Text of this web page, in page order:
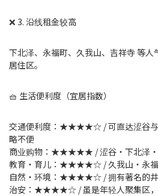
❌ 3. 沿线租金较高
下北泽、永福町、久我山、吉祥寺 等
居住区。
🧺 生活便利度（宜居指数）
交通便利度：★★★★☆ / 可直达涩谷与
略不便
商业购物：★★★★★ / 涩谷・下北泽・
教育・育儿：★★★★☆ / 久我山・永福
自然・环境：★★★★☆ / 拥有著名的井
治安：★★★★☆ / 虽是年轻人聚集区，